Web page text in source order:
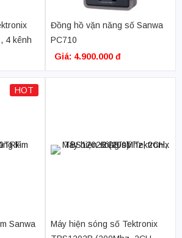
4 kênh
Đồng hồ vặn năng số Sanwa
PC710
Giá: 4.900.000 đ
Sanwa
HOT
Máy hiện sóng số Tektronix